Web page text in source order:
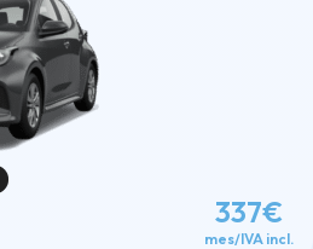
337€
mes/IVA incl.